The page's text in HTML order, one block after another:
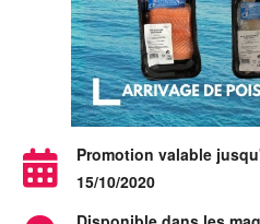
Promotion valable
15/10/2020